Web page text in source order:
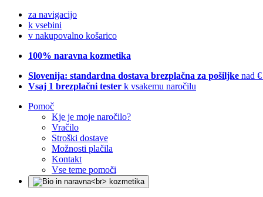
za navigacijo
k vsebini
v nakupovalno košarico
100% naravna kozmetika
Slovenija: standardna dostava brezplačna za pošiljke nad
Vsaj 1 brezplačni tester k vsakemu naročilu
Pomoč
Kje je moje naročilo?
Vračilo
Stroški dostave
Možnosti plačila
Kontakt
Vse teme pomoči